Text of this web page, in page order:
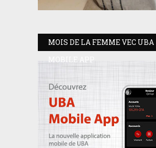
MOIS DE LA FEMME VEC UBA
MOBILE APP